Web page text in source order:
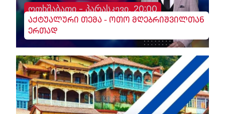
ოთხშაბათი - პარასკევი, 20:00
აქტუალური თემა - ოთო მღებრიშვილთან
ერთად